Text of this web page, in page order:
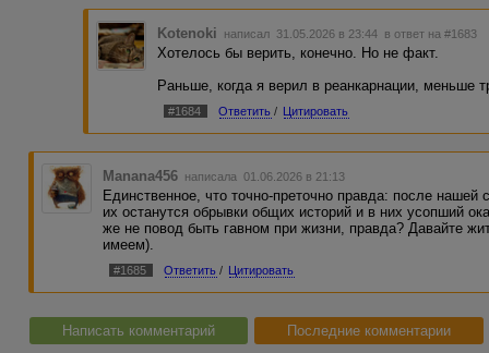
Kotenoki написал 31.05.2026 в 23:44 в ответ на #1683
Хотелось бы верить, конечно. Но не факт.
Раньше, когда я верил в реанкарнации, меньше
#1684 Ответить / Цитировать
Manana456 написала 01.06.2026 в 21:13
Единственное, что точно-преточно правда: после нашей
их останутся обрывки общих историй и в них усопший
же не повод быть гавном при жизни, правда? Давайте
имеем).
#1685 Ответить / Цитировать
Написать комментарий Последние комментарии